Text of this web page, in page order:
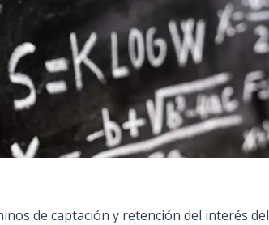
de captación y retención del interés del